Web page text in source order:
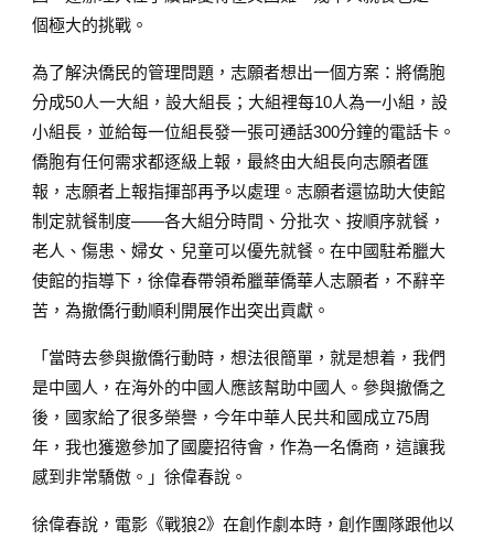
個極大的挑戰。
為了解決僑民的管理問題，志願者想出一個方案：將僑胞
分成50人一大組，設大組長；大組裡每10人為一小組，設
小組長，並給每一位組長發一張可通話300分鐘的電話卡。
僑胞有任何需求都逐級上報，最終由大組長向志願者匯
報，志願者上報指揮部再予以處理。志願者還協助大使館
制定就餐制度——各大組分時間、分批次、按順序就餐，
老人、傷患、婦女、兒童可以優先就餐。在中國駐希臘大
使館的指導下，徐偉春帶領希臘華僑華人志願者，不辭辛
苦，為撤僑行動順利開展作出突出貢獻。
「當時去參與撤僑行動時，想法很簡單，就是想着，我們
是中國人，在海外的中國人應該幫助中國人。參與撤僑之
後，國家給了很多榮譽，今年中華人民共和國成立75周
年，我也獲邀參加了國慶招待會，作為一名僑商，這讓我
感到非常驕傲。」徐偉春說。
徐偉春說，電影《戰狼2》在創作劇本時，創作團隊跟他以